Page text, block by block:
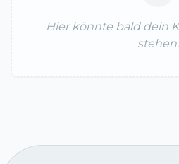
Hier könnte bald dein
stehen.